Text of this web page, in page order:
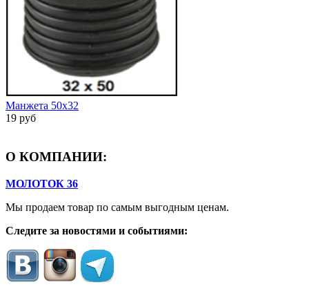
Манжета 50х32
19 руб
О КОМПАНИИ:
МОЛОТОК 36
Мы продаем товар по самым выгодным ценам.
Следите за новостями и событиями: